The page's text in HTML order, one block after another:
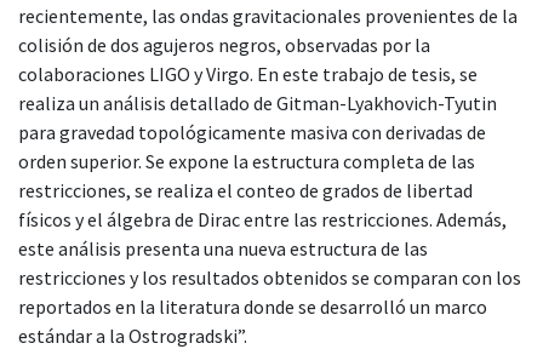
recientemente, las ondas gravitacionales provenientes de la
colisión de dos agujeros negros, observadas por la
colaboraciones LIGO y Virgo. En este trabajo de tesis, se
realiza un análisis detallado de Gitman-Lyakhovich-Tyutin
para gravedad topológicamente masiva con derivadas de
orden superior. Se expone la estructura completa de las
restricciones, se realiza el conteo de grados de libertad
físicos y el álgebra de Dirac entre las restricciones. Además,
este análisis presenta una nueva estructura de las
restricciones y los resultados obtenidos se comparan con los
reportados en la literatura donde se desarrolló un marco
estándar a la Ostrogradski”.